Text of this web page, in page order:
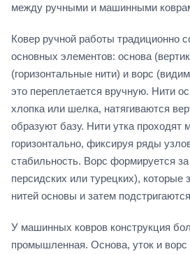
между ручными и машинными
Ковер ручной работы традиционно
основных элементов: основа
(горизонтальные нити) и ворс
это переплетается вручную. Нити
хлопка или шелка, натягиваются
образуют базу. Нити утка проходят
горизонтально, фиксируя ряды
стабильность. Ворс формируется
персидских или турецких), которые
нитей основы и затем
У машинных ковров конструкция
промышленная. Основа, уток и